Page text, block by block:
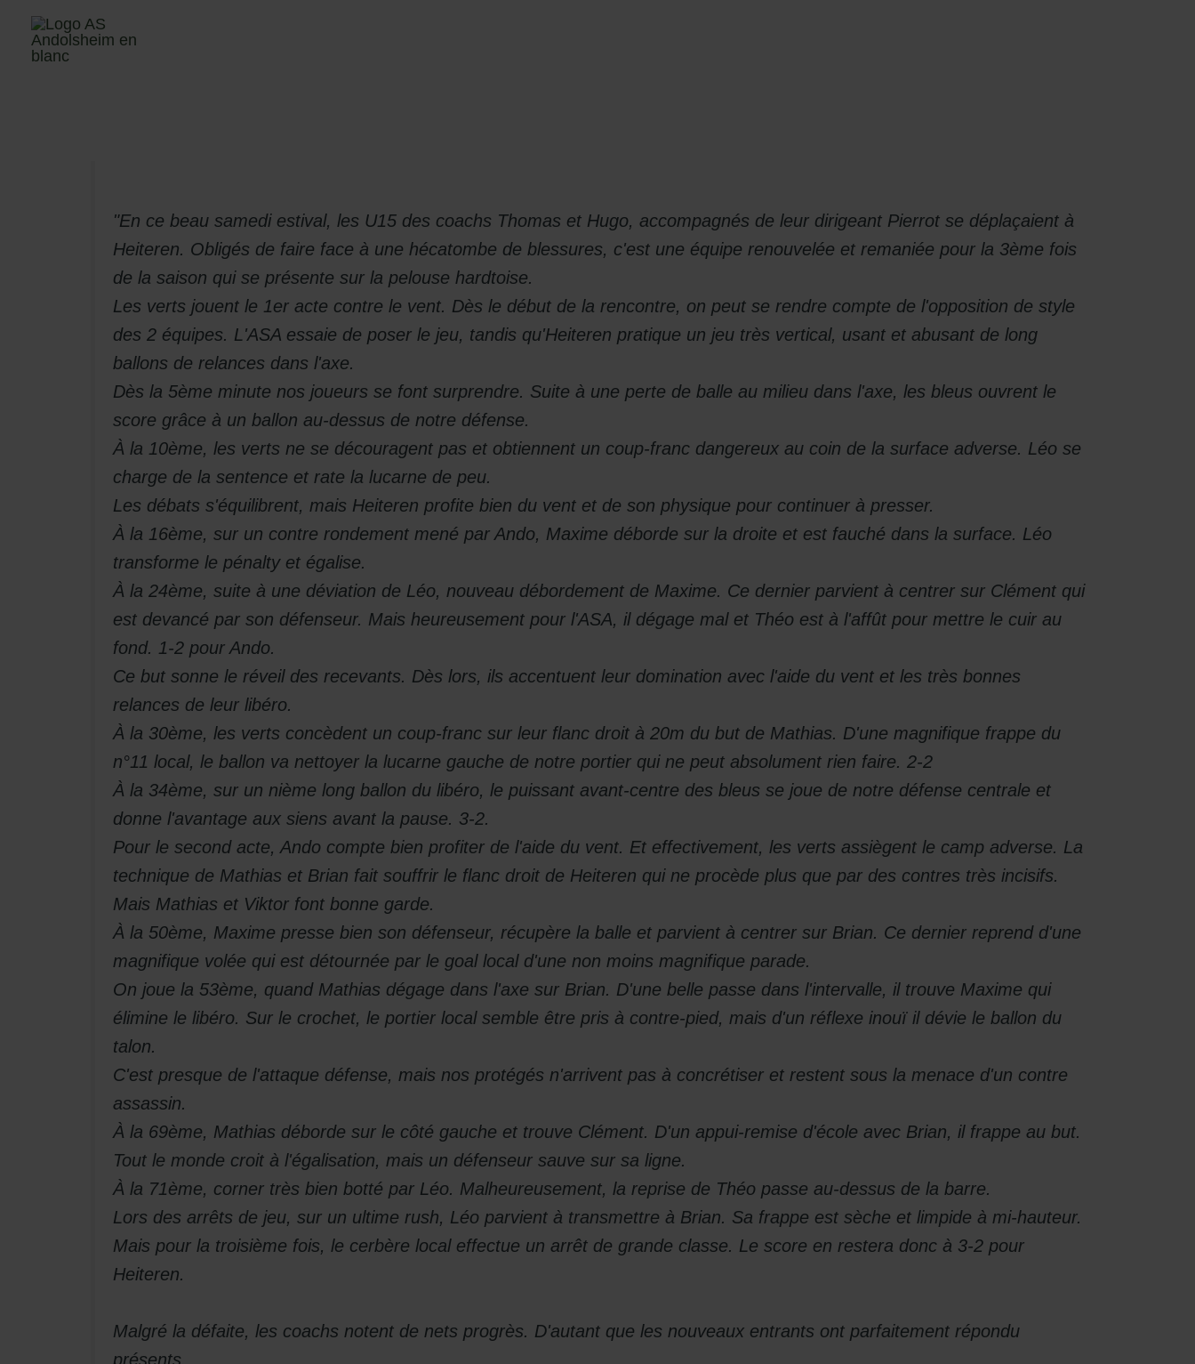
contenu
"En ce beau samedi estival, les U15 des coachs Thomas et Hugo, accompagnés de leur dirigeant Pierrot se déplaçaient à
Heiteren. Obligés de faire face à une hécatombe de blessures, c'est une équipe renouvelée et remaniée pour la 3ème fois
de la saison qui se présente sur la pelouse hardtoise.
Les verts jouent le 1er acte contre le vent. Dès le début de la rencontre, on peut se rendre compte de l'opposition de style
des 2 équipes. L'ASA essaie de poser le jeu, tandis qu'Heiteren pratique un jeu très vertical, usant et abusant de long
ballons de relances dans l'axe.
Dès la 5ème minute nos joueurs se font surprendre. Suite à une perte de balle au milieu dans l'axe, les bleus ouvrent le
score grâce à un ballon au-dessus de notre défense.
À la 10ème, les verts ne se découragent pas et obtiennent un coup-franc dangereux au coin de la surface adverse. Léo se
charge de la sentence et rate la lucarne de peu.
Les débats s'équilibrent, mais Heiteren profite bien du vent et de son physique pour continuer à presser.
À la 16ème, sur un contre rondement mené par Ando, Maxime déborde sur la droite et est fauché dans la surface. Léo
transforme le pénalty et égalise.
À la 24ème, suite à une déviation de Léo, nouveau débordement de Maxime. Ce dernier parvient à centrer sur Clément qui
est devancé par son défenseur. Mais heureusement pour l'ASA, il dégage mal et Théo est à l'affût pour mettre le cuir au
fond. 1-2 pour Ando.
Ce but sonne le réveil des recevants. Dès lors, ils accentuent leur domination avec l'aide du vent et les très bonnes
relances de leur libéro.
À la 30ème, les verts concèdent un coup-franc sur leur flanc droit à 20m du but de Mathias. D'une magnifique frappe du
n°11 local, le ballon va nettoyer la lucarne gauche de notre portier qui ne peut absolument rien faire. 2-2
À la 34ème, sur un nième long ballon du libéro, le puissant avant-centre des bleus se joue de notre défense centrale et
donne l'avantage aux siens avant la pause. 3-2.
Pour le second acte, Ando compte bien profiter de l'aide du vent. Et effectivement, les verts assiègent le camp adverse. La
technique de Mathias et Brian fait souffrir le flanc droit de Heiteren qui ne procède plus que par des contres très incisifs.
Mais Mathias et Viktor font bonne garde.
À la 50ème, Maxime presse bien son défenseur, récupère la balle et parvient à centrer sur Brian. Ce dernier reprend d'une
magnifique volée qui est détournée par le goal local d'une non moins magnifique parade.
On joue la 53ème, quand Mathias dégage dans l'axe sur Brian. D'une belle passe dans l'intervalle, il trouve Maxime qui
élimine le libéro. Sur le crochet, le portier local semble être pris à contre-pied, mais d'un réflexe inouï il dévie le ballon du
talon.
C'est presque de l'attaque défense, mais nos protégés n'arrivent pas à concrétiser et restent sous la menace d'un contre
assassin.
À la 69ème, Mathias déborde sur le côté gauche et trouve Clément. D'un appui-remise d'école avec Brian, il frappe au but.
Tout le monde croit à l'égalisation, mais un défenseur sauve sur sa ligne.
À la 71ème, corner très bien botté par Léo. Malheureusement, la reprise de Théo passe au-dessus de la barre.
Lors des arrêts de jeu, sur un ultime rush, Léo parvient à transmettre à Brian. Sa frappe est sèche et limpide à mi-hauteur.
Mais pour la troisième fois, le cerbère local effectue un arrêt de grande classe. Le score en restera donc à 3-2 pour
Heiteren.
Malgré la défaite, les coachs notent de nets progrès. D'autant que les nouveaux entrants ont parfaitement répondu
présents.